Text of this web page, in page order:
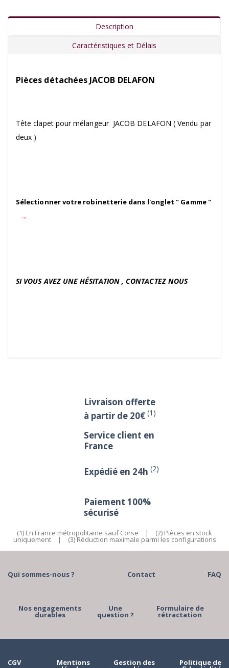
Description
Caractéristiques et Délais
Pièces détachées JACOB DELAFON
Tête clapet pour mélangeur JACOB DELAFON ( Vendu par
deux )
Sélectionner votre robinetterie dans l'onglet " Gamme "
→
SI VOUS AVEZ UNE HÉSITATION , CONTACTEZ NOUS
Livraison offerte
à partir de 20€ (1)
Service client en
France
Expédié en 24h (2)
Paiement 100%
sécurisé
(1) En France métropolitaine sauf Corse | (2) Pièces en stock
uniquement | (3) Réduction maximale parmi les configurations
Qui sommes-nous ? Contact FAQ
Nos engagements
durables
Une
question ?
Formulaire de
rétractation
CGV Mentions Gestion des Politique de